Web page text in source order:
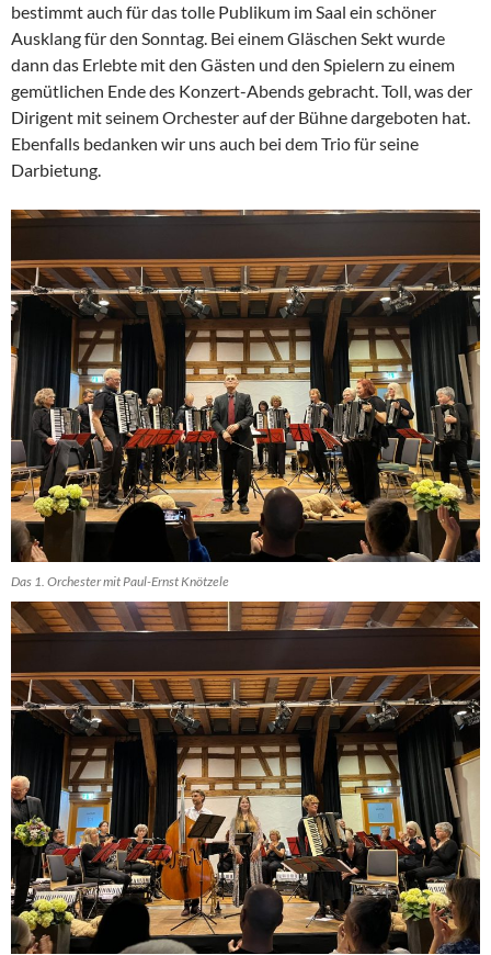
bestimmt auch für das tolle Publikum im Saal ein schöner
Ausklang für den Sonntag. Bei einem Gläschen Sekt wurde
dann das Erlebte mit den Gästen und den Spielern zu einem
gemütlichen Ende des Konzert-Abends gebracht. Toll, was der
Dirigent mit seinem Orchester auf der Bühne dargeboten hat.
Ebenfalls bedanken wir uns auch bei dem Trio für seine
Darbietung.
Das 1. Orchester mit Paul-Ernst Knötzele